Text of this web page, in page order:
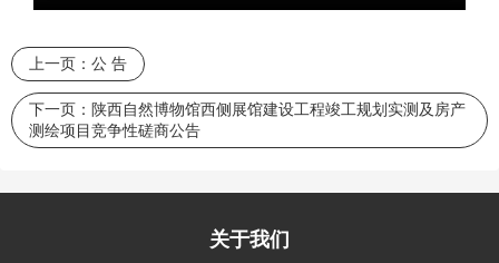
上一页： 公 告
下一页： 陕西自然博物馆西侧展馆建设工程竣工规划实测及房产
测绘项目竞争性磋商公告
关于我们